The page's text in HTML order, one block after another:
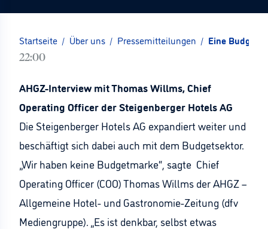
Startseite / Über uns / Pressemitteilungen / Eine
22:00
AHGZ-Interview mit Thomas Willms, Chief
Operating Officer der Steigenberger Hotels AG
Die Steigenberger Hotels AG expandiert weiter und
beschäftigt sich dabei auch mit dem Budgetsektor.
„Wir haben keine Budgetmarke“, sagte Chief
Operating Officer (COO) Thomas Willms der AHGZ –
Allgemeine Hotel- und Gastronomie-Zeitung (dfv
Mediengruppe). „Es ist denkbar, selbst etwas